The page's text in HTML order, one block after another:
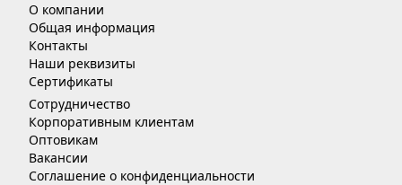
О компании
Общая информация
Контакты
Наши реквизиты
Сертификаты
Сотрудничество
Корпоративным клиентам
Оптовикам
Вакансии
Соглашение о конфиденциальности